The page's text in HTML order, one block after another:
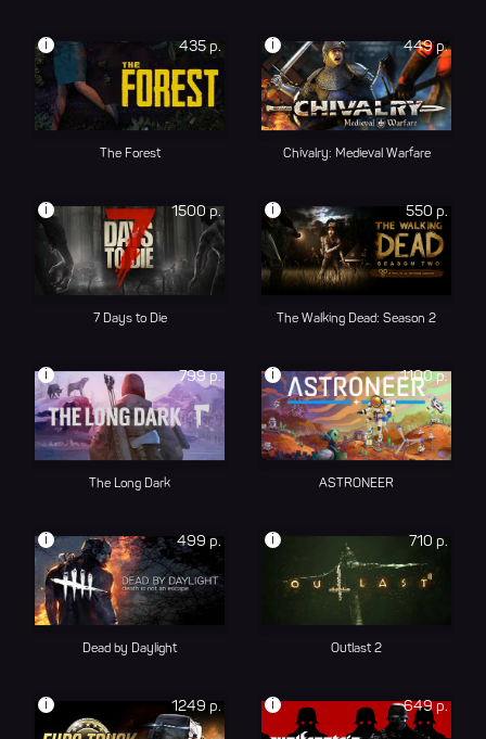
435 р.
i
The Forest
449 р.
i
Chivalry: Medieval Warfare
1500 р.
i
7 Days to Die
550 р.
i
The Walking Dead: Season 2
799 р.
i
The Long Dark
1100 р.
i
ASTRONEER
499 р.
i
Dead by Daylight
710 р.
i
Outlast 2
1249 р.
i 649 р.
i